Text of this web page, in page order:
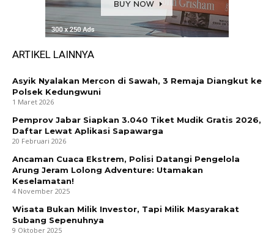
ARTIKEL LAINNYA
Asyik Nyalakan Mercon di Sawah, 3 Remaja Diangkut ke
Polsek Kedungwuni
1 Maret 2026
Pemprov Jabar Siapkan 3.040 Tiket Mudik Gratis 2026,
Daftar Lewat Aplikasi Sapawarga
20 Februari 2026
Ancaman Cuaca Ekstrem, Polisi Datangi Pengelola
Arung Jeram Lolong Adventure: Utamakan
Keselamatan!
4 November 2025
Wisata Bukan Milik Investor, Tapi Milik Masyarakat
Subang Sepenuhnya
9 Oktober 2025